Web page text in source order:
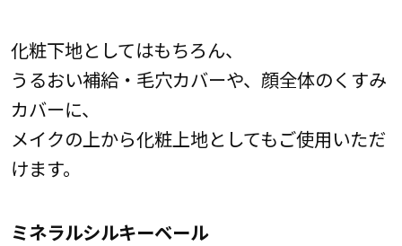
化粧下地としてはもちろん、
うるおい補給・毛穴カバーや、顔全体のくすみ
カバーに、
メイクの上から化粧上地としてもご使用いただ
けます。
ミネラルシルキーベール